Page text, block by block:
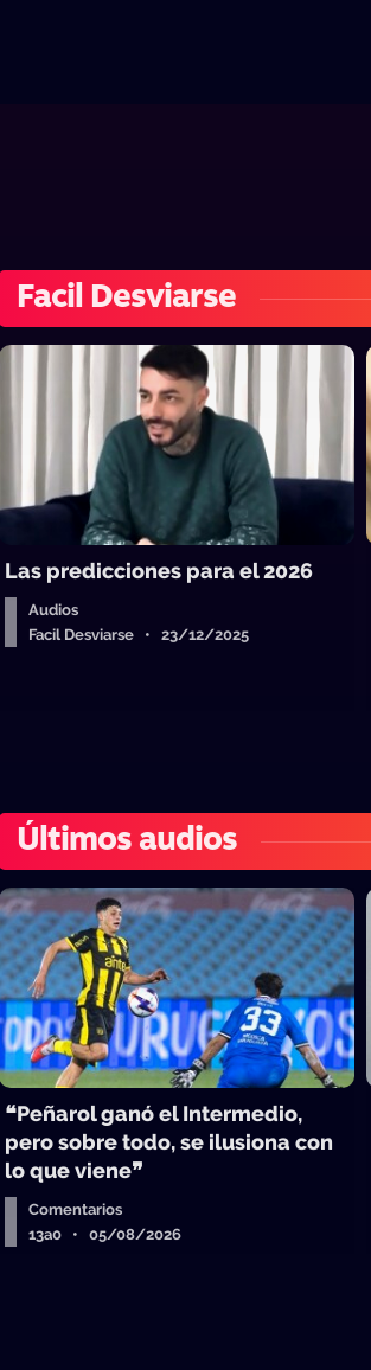
Facil Desviarse
Las predicciones para el 2026
Audios
Facil Desviarse • 23/12/2025
Últimos audios
❝Peñarol ganó el Intermedio,
pero sobre todo, se ilusiona con
lo que viene❞
Comentarios
13a0 • 05/08/2026